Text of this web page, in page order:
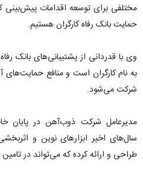
مختلفی برای توسعه اقدامات پیش‌بینی
حمایت بانک رفاه کارگران هستیم.
وی با قدردانی از پشتیبانی‌های بانک
به نام کارگران است و منافع
شرکت می‌شود.
مدیرعامل شرکت ذوب‌آهن در پایان
سال‌های اخیر ابزارهای نوین و
طراحی و ارائه کرده که می‌تواند در